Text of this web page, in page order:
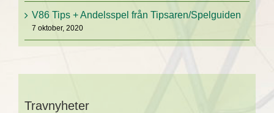
V86 Tips + Andelsspel från Tipsaren/Spelguiden
7 oktober, 2020
Travnyheter